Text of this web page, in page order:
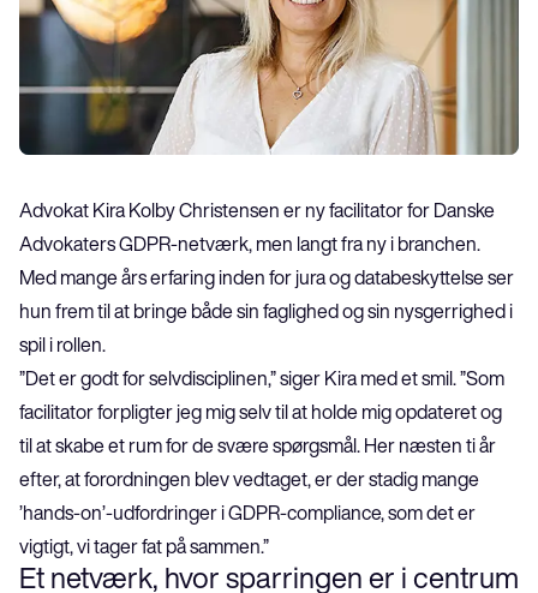
Advokat Kira Kolby Christensen er ny facilitator for Danske
Advokaters GDPR-netværk, men langt fra ny i branchen.
Med mange års erfaring inden for jura og databeskyttelse ser
hun frem til at bringe både sin faglighed og sin nysgerrighed i
spil i rollen.
”Det er godt for selvdisciplinen,” siger Kira med et smil. ”Som
facilitator forpligter jeg mig selv til at holde mig opdateret og
til at skabe et rum for de svære spørgsmål. Her næsten ti år
efter, at forordningen blev vedtaget, er der stadig mange
’hands-on’-udfordringer i GDPR-compliance, som det er
vigtigt, vi tager fat på sammen.”
Et netværk, hvor sparringen er i centrum